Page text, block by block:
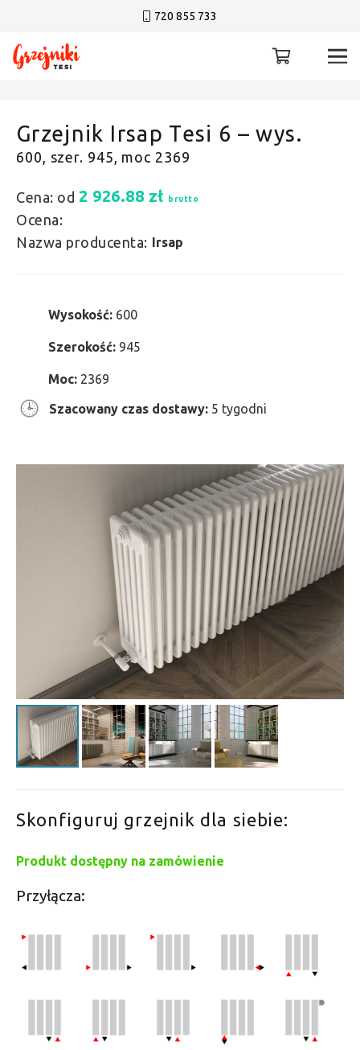
720 855 733
Grzejnik Irsap Tesi 6 – wys.
600, szer. 945, moc 2369
Cena: od 2 926.88 zł brutto
Ocena:
Nazwa producenta: Irsap
Wysokość: 600
Szerokość: 945
Moc: 2369
Szacowany czas dostawy: 5 tygodni
Skonfiguruj grzejnik dla siebie:
Produkt dostępny na zamówienie
Przyłącza: